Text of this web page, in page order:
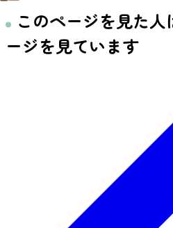
観光マップ
せんだい旅日和とは
サイト利用規約
せんだい旅日和 X
せんだい旅日和 Instagram
せんだい旅日和 Facebook
このページを見た人
ージを見ています